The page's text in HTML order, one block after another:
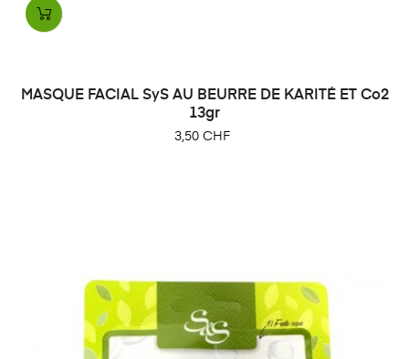
MASQUE FACIAL SyS AU BEURRE DE KARITÉ ET Co2
13gr
Prix
3,50 CHF